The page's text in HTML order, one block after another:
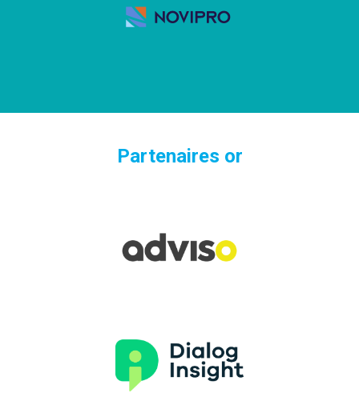
Partenaires or